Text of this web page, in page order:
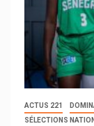
ACTUS 221
SÉLECTIONS